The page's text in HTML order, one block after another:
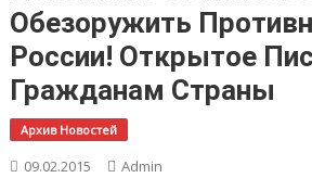
Обезоружить
России! Открытое
Гражданам Страны
Архив Новостей
09.02.2015 Admin